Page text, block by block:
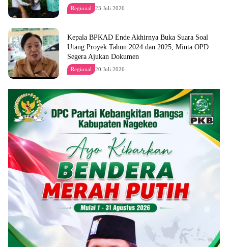
Regional 23 Juli 2026
Kepala BPKAD Ende Akhirnya Buka Suara Soal
Utang Proyek Tahun 2024 dan 2025, Minta OPD
Segera Ajukan Dokumen
Regional 20 Juli 2026